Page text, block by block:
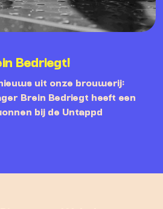
Bedriegt!
uit onze brouwerij:
Brein Bedriegt heeft een
bij de Untappd